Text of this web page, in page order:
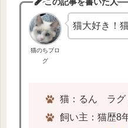
猫のちブロ
グ
猫大好き！
猫：るん ラグ
飼い主：猫歴8